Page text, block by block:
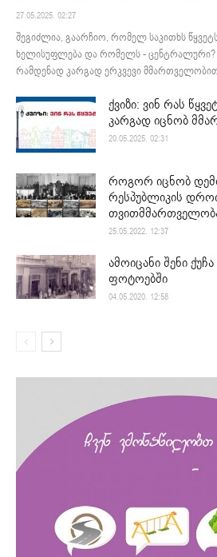
27.05.2025. 02:27
შეგიძლია, გაარჩიო, რომელ საკითხს
ხელისუფლება და რომელს - ცენტრალური? -
რამდენად კარგად ერკვევი
ქვიზი: ვინ რას
კარგად იცნობ
20.05.2025. 02:31
როგორ იცნობ
რესპუბლიკის
25.05.2022. 12:37
ამოიცანი შენი
ფოტოებში
04.05.2020. 12:58